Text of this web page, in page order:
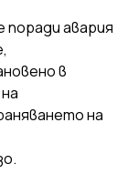
поради авария
в
на